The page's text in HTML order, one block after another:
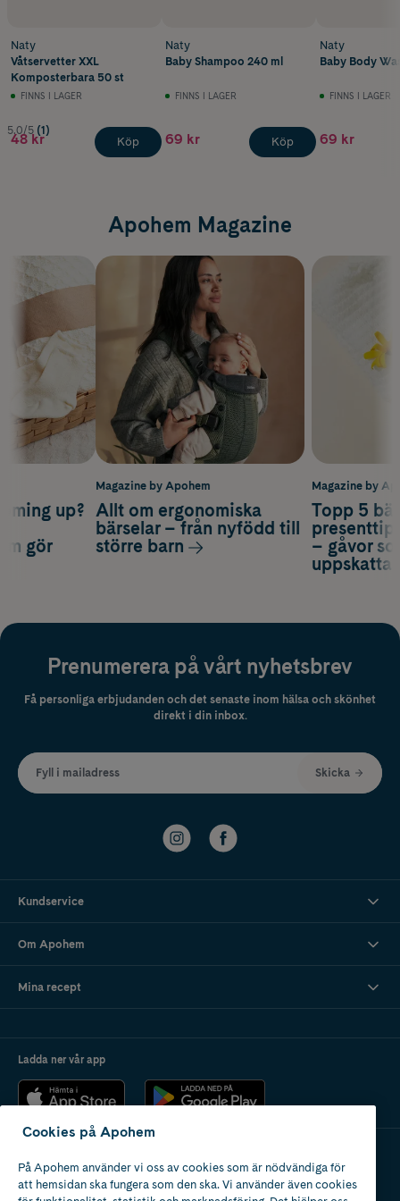
Naty
Våtservetter XXL
Komposterbara 50 st
FINNS I LAGER
5.0/5 (1)
48 kr Köp
Naty
Baby Shampoo 240 ml
FINNS I LAGER
69 kr Köp
Naty
Baby Body
FINNS I LAGER
69 kr
Apohem Magazine
Magazine by
Topp 5
– gåvor
up?
gör
Magazine by Apohem
Allt om ergonomiska
bärselar – från nyfödd till
större barn
Prenumerera på vårt nyhetsbrev
Få personliga erbjudanden och det senaste inom hälsa och skönhet
direkt i din inbox.
Fyll i mailadress Skicka
Kundservice
Om Apohem
Mina recept
Ladda ner vår app
Apotek med tillstånd
av Läkemedelsverket
Cookies på Apohem
På Apohem använder vi oss av cookies som är nödvändiga för
att hemsidan ska fungera som den ska. Vi använder även cookies